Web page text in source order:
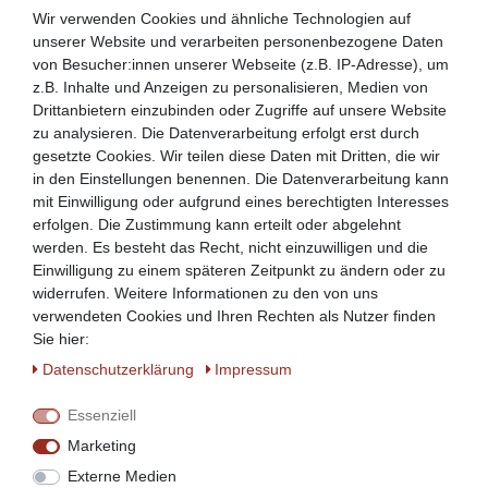
Die entsprechende Größe und Ausführung können Sie
oben in diesem Angebot auswählen!
Wir verwenden Cookies und ähnliche Technologien auf
unserer Website und verarbeiten personenbezogene Daten
von Besucher:innen unserer Webseite (z.B. IP-Adresse), um
z.B. Inhalte und Anzeigen zu personalisieren, Medien von
Drittanbietern einzubinden oder Zugriffe auf unsere Website
zu analysieren. Die Datenverarbeitung erfolgt erst durch
gesetzte Cookies. Wir teilen diese Daten mit Dritten, die wir
in den Einstellungen benennen. Die Datenverarbeitung kann
mit Einwilligung oder aufgrund eines berechtigten Interesses
erfolgen. Die Zustimmung kann erteilt oder abgelehnt
werden. Es besteht das Recht, nicht einzuwilligen und die
Einwilligung zu einem späteren Zeitpunkt zu ändern oder zu
widerrufen. Weitere Informationen zu den von uns
verwendeten Cookies und Ihren Rechten als Nutzer finden
Sie hier:
Daten­schutz­erklärung
Impressum
Essenziell
Marketing
Externe Medien